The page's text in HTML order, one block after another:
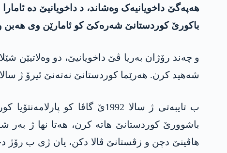
هه‌په‌گێ داخویانیەک وەشاند، د داخویانیێ دە
باکورێ کوردستانێ شەرەکێ کو ئامارێن وی هه‌بن
و چەند رۆژان بەریا ڤێ داخویانیێ، دو وەلاتیێن
شەهید کرن. هەرێما کوردستانێ نەتەنێ ئیرۆ ژ سالا 1986ێ بوویە قوربانیا ڤی شەرێ بێ ئارمانج یێ په‌كه‌كێ و ئارتێشا ترک.
ب تایبەتی ژ سالا 1992ێ